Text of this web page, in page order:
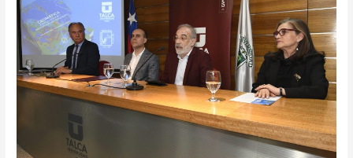
Instituto
Cervantes
de
Madrid
obra
Raúl